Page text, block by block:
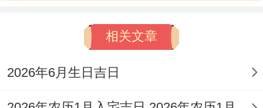
考，最终决定还需考虑实际状况与个人感
相关文章
2026年6月生日吉日